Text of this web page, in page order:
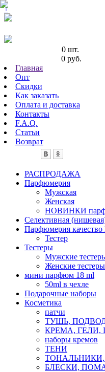
↑
0 шт.
0 руб.
Главная
Опт
Скидки
Как заказать
Оплата и доставка
Контакты
F.A.Q.
Статьи
Возврат
РАСПРОДАЖА
Парфюмерия
Мужская
Женская
НОВИНКИ
Селективная
Парфюмерия
Тестер
Тестеры
Мужские
Женские тестеры
мини парфюм 18 ml
50ml в чехле
Подарочные наборы
Косметика
патчи
ТУШЬ,
КРЕМА, ГЕЛИ,
наборы кремов
ТЕНИ
БЛЕСКИ,